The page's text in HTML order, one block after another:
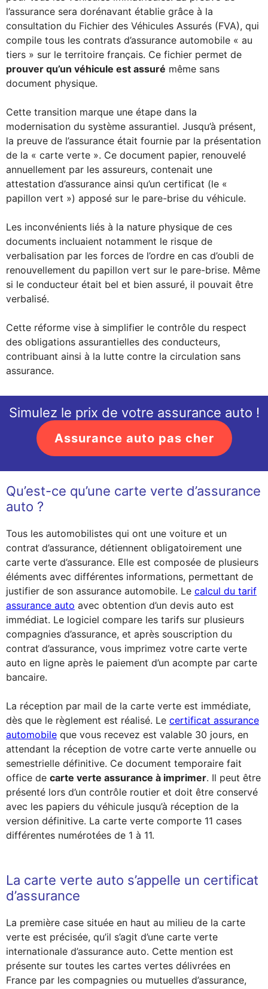
l’assurance sera dorénavant établie grâce à la
consultation du Fichier des Véhicules Assurés (FVA), qui
compile tous les contrats d’assurance automobile « au
tiers » sur le territoire français. Ce fichier permet de
prouver qu’un véhicule est assuré même sans
document physique.
Cette transition marque une étape dans la
modernisation du système assurantiel. Jusqu’à présent,
la preuve de l’assurance était fournie par la présentation
de la « carte verte ». Ce document papier, renouvelé
annuellement par les assureurs, contenait une
attestation d’assurance ainsi qu’un certificat (le «
papillon vert ») apposé sur le pare-brise du véhicule.
Les inconvénients liés à la nature physique de ces
documents incluaient notamment le risque de
verbalisation par les forces de l’ordre en cas d’oubli de
renouvellement du papillon vert sur le pare-brise. Même
si le conducteur était bel et bien assuré, il pouvait être
verbalisé.
Cette réforme vise à simplifier le contrôle du respect
des obligations assurantielles des conducteurs,
contribuant ainsi à la lutte contre la circulation sans
assurance.
Simulez le prix de votre assurance auto !
Assurance auto pas cher
Qu’est-ce qu’une carte verte d’assurance
auto ?
Tous les automobilistes qui ont une voiture et un
contrat d’assurance, détiennent obligatoirement une
carte verte d’assurance. Elle est composée de plusieurs
éléments avec différentes informations, permettant de
justifier de son assurance automobile. Le calcul du tarif
assurance auto avec obtention d’un devis auto est
immédiat. Le logiciel compare les tarifs sur plusieurs
compagnies d’assurance, et après souscription du
contrat d’assurance, vous imprimez votre carte verte
auto en ligne après le paiement d’un acompte par carte
bancaire.
La réception par mail de la carte verte est immédiate,
dès que le règlement est réalisé. Le certificat assurance
automobile que vous recevez est valable 30 jours, en
attendant la réception de votre carte verte annuelle ou
semestrielle définitive. Ce document temporaire fait
office de carte verte assurance à imprimer. Il peut être
présenté lors d’un contrôle routier et doit être conservé
avec les papiers du véhicule jusqu’à réception de la
version définitive. La carte verte comporte 11 cases
différentes numérotées de 1 à 11.
La carte verte auto s’appelle un certificat
d’assurance
La première case située en haut au milieu de la carte
verte est précisée, qu’il s’agit d’une carte verte
internationale d’assurance auto. Cette mention est
présente sur toutes les cartes vertes délivrées en
France par les compagnies ou mutuelles d’assurance,